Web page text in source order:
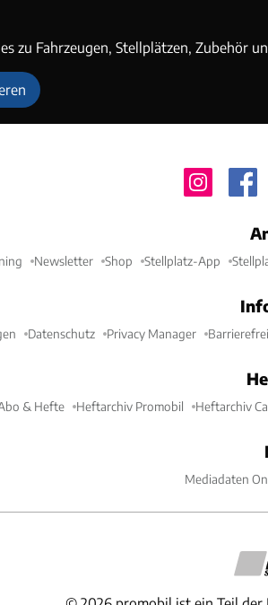
zu Fahrzeugen, Stellplätzen, Zubehör
Newsletter Shop Stellplatz-App
Datenschutz Privacy Manager
& Hefte Heftarchiv Promobil Heftarchiv
Mediadaten